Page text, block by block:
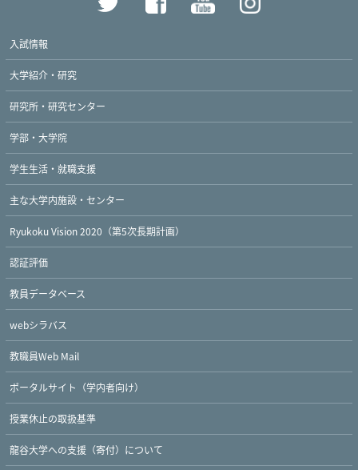
入試情報
大学紹介・研究
研究所・研究センター
学部・大学院
学生生活・就職支援
主な大学内施設・センター
Ryukoku Vision 2020（第5次長期計画）
認証評価
教員データベース
webシラバス
教職員Web Mail
ポータルサイト（学内者向け）
授業休止の取扱基準
龍谷大学への支援（寄付）について